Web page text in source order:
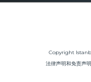
Copyright
法律声明和免责声明